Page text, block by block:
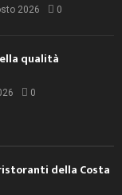
2026 0
qualità
0
della Costa